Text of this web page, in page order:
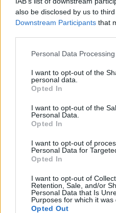
also be disclosed by us to
Downstream Participants that
Personal Data
I want to opt-out of the
personal data.
Opted In
I want to opt-out of the
Personal Data.
Opted In
I want to opt-out of
Personal Data for
Opted In
I want to opt-out of
Retention, Sale, and/or
Personal Data that Is
Purposes for which it was
Opted Out
ναυτιλίας.
Προσθέτουν επίσης ότι πλέον
ρυμουλκών που ορίζει το
δημιουργούνται συνθήκες
τίποτα στην ποιότητα και την
υπόλοιπες Ευρωπαϊκές χώρες.
ΛΙΜΑΝΙΑ